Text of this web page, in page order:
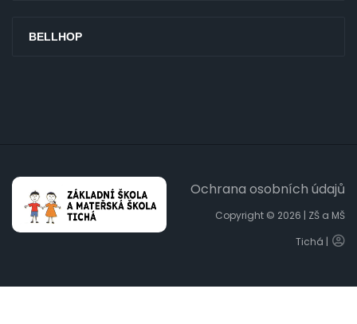
BELLHOP
Ochrana osobních údajů
Copyright © 2026 | ZŠ a MŠ
Tichá |